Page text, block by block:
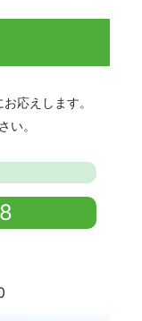
応えします。
い。